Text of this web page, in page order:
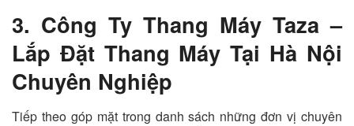
3. Công Ty Thang Máy Taza –
Lắp Đặt Thang Máy Tại Hà Nội
Chuyên Nghiệp
Tiếp theo góp mặt trong danh sách những đơn vị chuyên